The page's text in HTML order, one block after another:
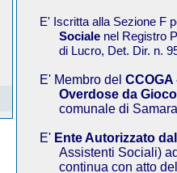
E' Iscritta alla Sezione F
Sociale nel Registro
di Lucro, Det. Dir. n.
E' Membro del
Overdose da
comunale di
E' Ente Autorizzato
Assistenti Sociali)
continua con atto